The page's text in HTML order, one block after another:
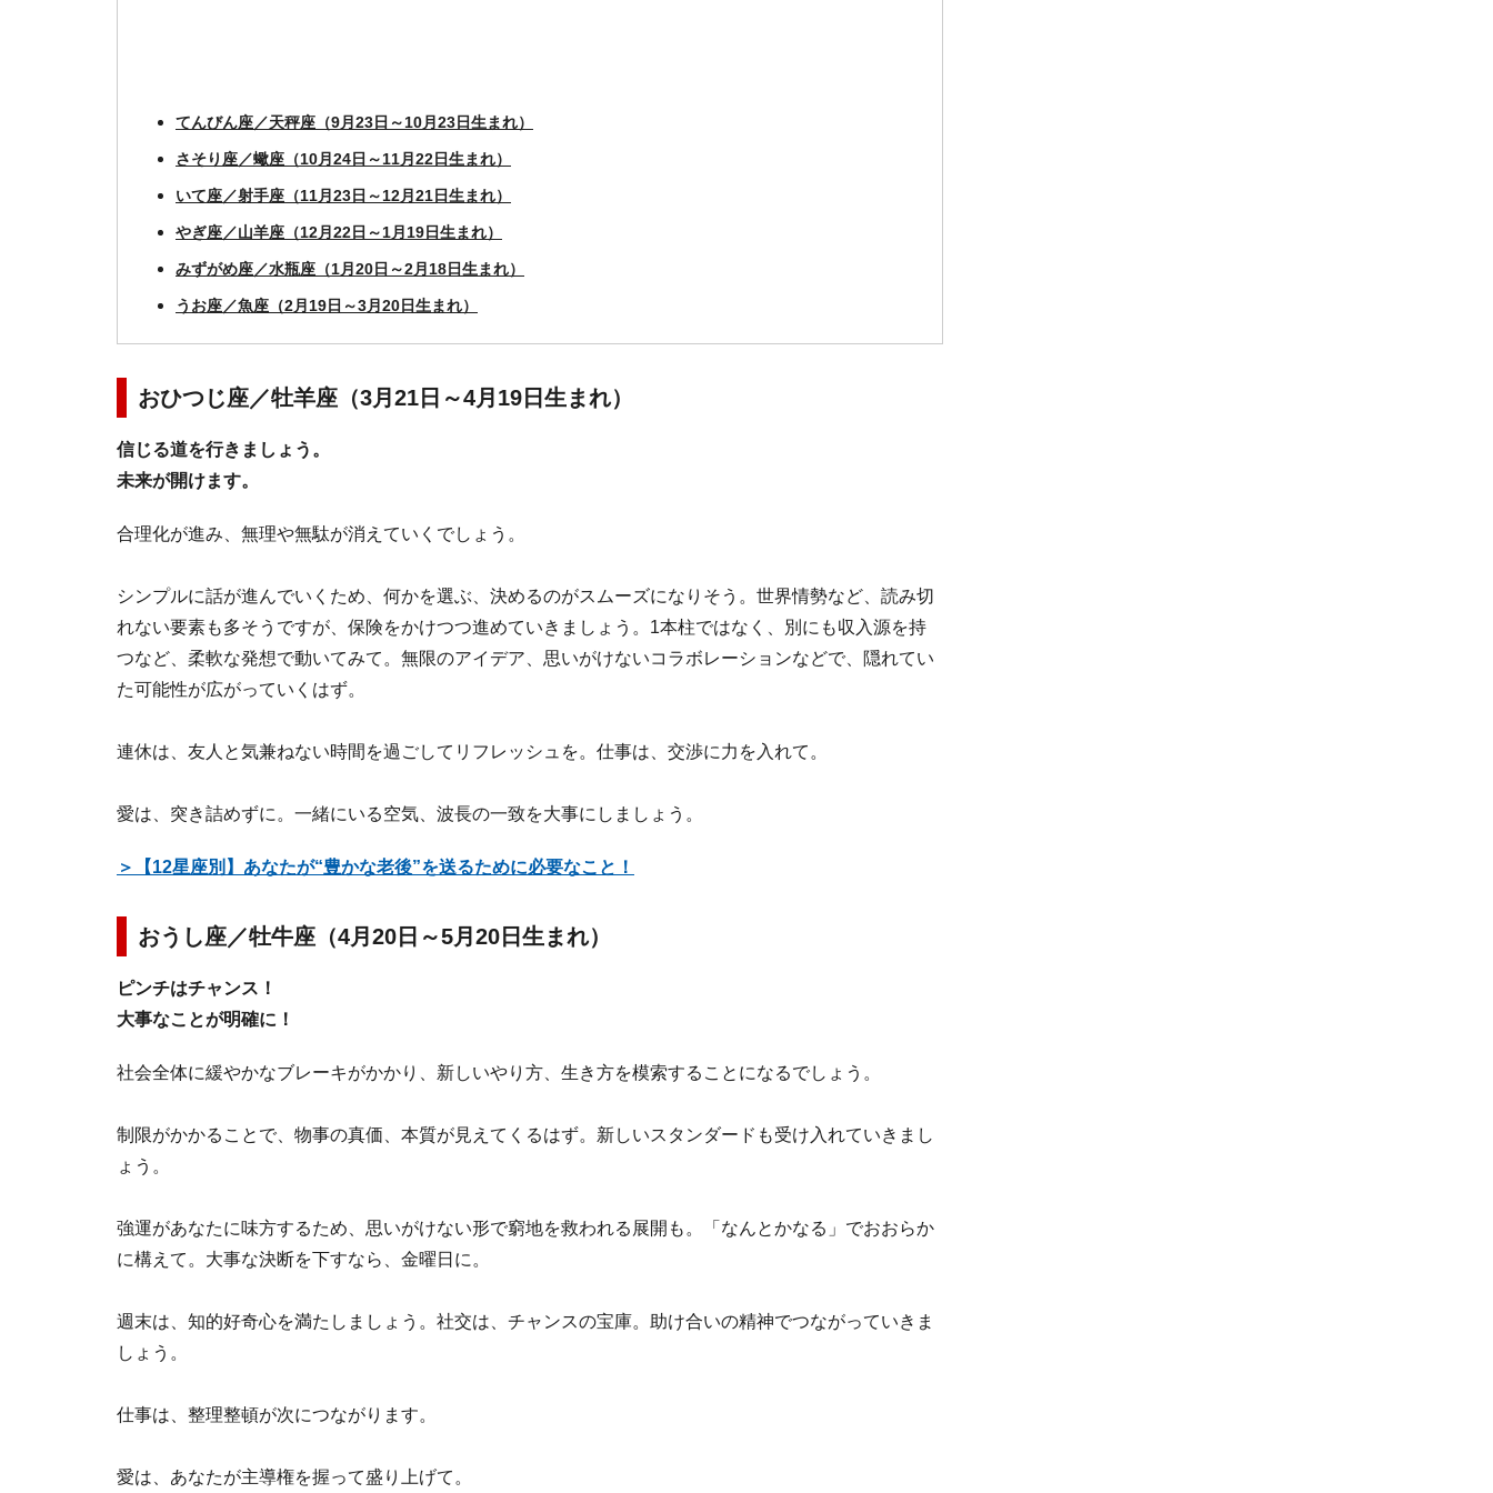
てんびん座／天秤座（9月23日～10月23日生まれ）
さそり座／蠍座（10月24日～11月22日生まれ）
いて座／射手座（11月23日～12月21日生まれ）
やぎ座／山羊座（12月22日～1月19日生まれ）
みずがめ座／水瓶座（1月20日～2月18日生まれ）
うお座／魚座（2月19日～3月20日生まれ）
おひつじ座／牡羊座（3月21日～4月19日生まれ）
信じる道を行きましょう。
未来が開けます。
合理化が進み、無理や無駄が消えていくでしょう。
シンプルに話が進んでいくため、何かを選ぶ、決めるのがスムーズになりそう。世界情勢など、読み切
れない要素も多そうですが、保険をかけつつ進めていきましょう。1本柱ではなく、別にも収入源を持
つなど、柔軟な発想で動いてみて。無限のアイデア、思いがけないコラボレーションなどで、隠れてい
た可能性が広がっていくはず。
連休は、友人と気兼ねない時間を過ごしてリフレッシュを。仕事は、交渉に力を入れて。
愛は、突き詰めずに。一緒にいる空気、波長の一致を大事にしましょう。
＞【12星座別】あなたが“豊かな老後”を送るために必要なこと！
おうし座／牡牛座（4月20日～5月20日生まれ）
ピンチはチャンス！
大事なことが明確に！
社会全体に緩やかなブレーキがかかり、新しいやり方、生き方を模索することになるでしょう。
制限がかかることで、物事の真価、本質が見えてくるはず。新しいスタンダードも受け入れていきまし
ょう。
強運があなたに味方するため、思いがけない形で窮地を救われる展開も。「なんとかなる」でおおらか
に構えて。大事な決断を下すなら、金曜日に。
週末は、知的好奇心を満たしましょう。社交は、チャンスの宝庫。助け合いの精神でつながっていきま
しょう。
仕事は、整理整頓が次につながります。
愛は、あなたが主導権を握って盛り上げて。